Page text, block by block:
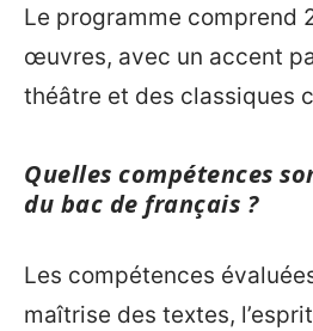
Le programme comprend
œuvres, avec un accent
théâtre et des classiques
Quelles compétences
du bac de français ?
Les compétences
maîtrise des textes,